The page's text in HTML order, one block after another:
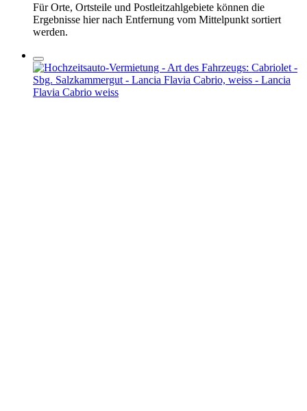
Für Orte, Ortsteile und Postleitzahlgebiete können die
Ergebnisse hier nach Entfernung vom Mittelpunkt sortiert
werden.